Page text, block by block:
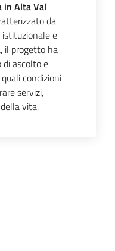
Alta Val
da
e
il progetto ha
di ascolto e
condizioni
servizi,
vita.